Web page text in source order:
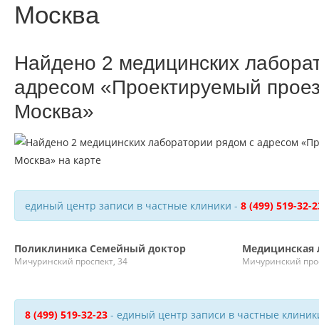
Москва
Найдено 2 медицинских
адресом «Проектируемый
Москва»
единый центр записи в частные клиники - 8 (499) 519-32-
Поликлиника Семейный доктор
Мичуринский проспект, 34
Медицинская
Мичуринский
8 (499) 519-32-23 - единый центр записи в частные